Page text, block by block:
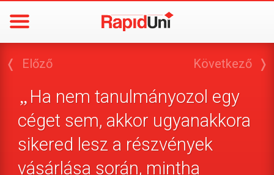
❬ Előző
„ Ha nem tanulmányozol egy
céget sem, akkor ugyanakkora
sikered lesz a részvények
vásárlása során, mintha
Következő ❭